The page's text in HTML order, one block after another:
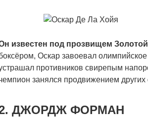
известен под прозвищем
Оскар завоевал
противников свирепым
занялся продвижением других
ДЖОРДЖ ФОРМАН